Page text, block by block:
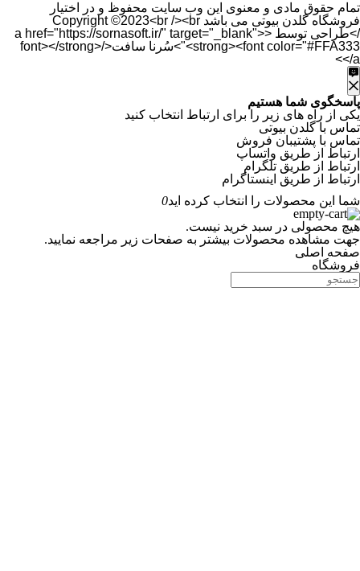
بالاترین امتیاز
تمام حقوق مادی و معنوی این وب سایت محفوظ و در اختیار
فروشگاه گلدن بیوتی می باشد Copyright ©2023<br /><br
/>طراحی توسط <a href="https://sornasoft.ir/" target="_blank">
<strong><font color="#FFA333">سُرنا سافت</font></strong>
</a>
پاسخگوی شما هستیم
یکی از راه های زیر را برای ارتباط انتخاب کنید
تماس با گلدن بیوتی
تماس با پشتیبان فروش
ارتباط از طریق واتساپ
ارتباط از طریق تلگرام
ارتباط از طریق اینستاگرام
شما این محصولات را انتخاب کرده اید0
هیچ محصولی در سبد خرید نیست.
جهت مشاهده محصولات بیشتر به صفحات زیر مراجعه نمایید.
صفحه اصلی
فروشگاه